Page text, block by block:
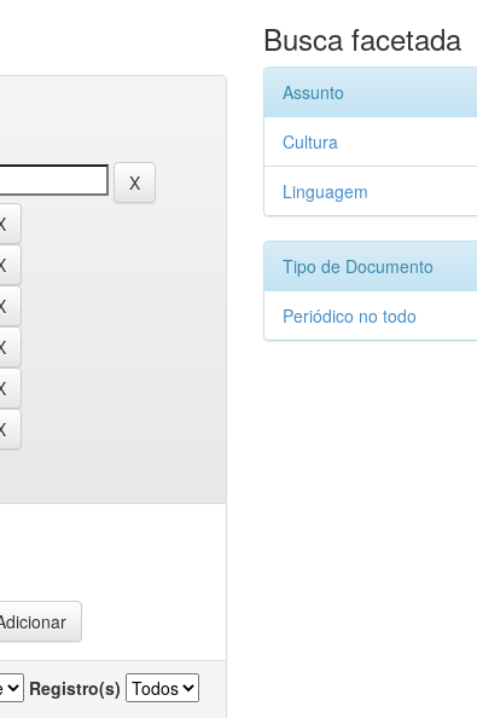
Registro(s)
Busca facetada
Assunto
Cultura
Linguagem
Tipo de Documento
Periódico no todo